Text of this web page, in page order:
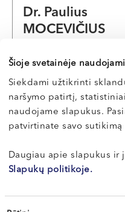
Šioje svetainėje
Siekdami užtikrinti
naršymo patirtį,
naudojame slapukus.
patvirtinate savo sutikimą
Daugiau apie slapukus ir
Slapukų politikoje.
Sutikimo
Dr. Paulius
MOCEVIČIUS
Kaunas, Miško g. 25A
Apie sveikatą